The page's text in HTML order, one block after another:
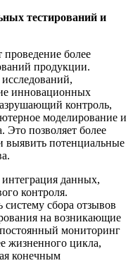
тестирований и
более
продукции.
инновационных
контроль,
моделирование и
Это позволяет более
выявить потенциальные
данных,
контроля.
сбора отзывов
на возникающие
мониторинг
жизненного цикла,
конечным